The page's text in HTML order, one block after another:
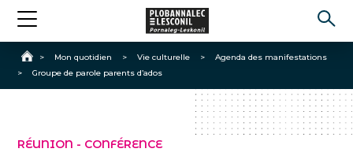
Accueil
> Mon quotidien > Vie culturelle >
Agenda des manifestations
>
Groupe de parole parents d’ados
RÉUNION - CONFÉRENCE